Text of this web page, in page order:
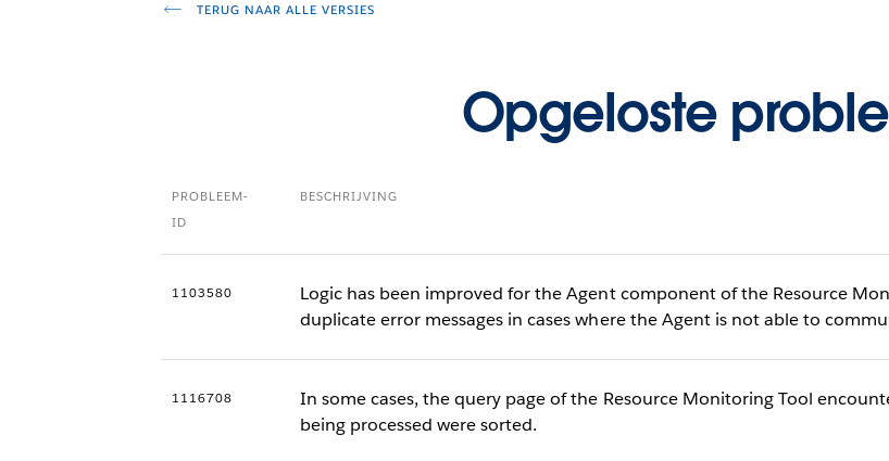
TERUG NAAR ALLE VERSIES
Opgeloste
PROBLEEM-
ID
BESCHRIJVING
1103580
Logic has been improved for the Agent component of the Resource
duplicate error messages in cases where the Agent is not able to
1116708
In some cases, the query page of the Resource Monitoring Tool
being processed were sorted.